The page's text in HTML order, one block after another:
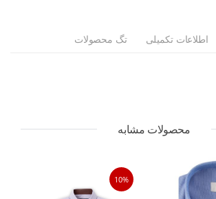
اطلاعات تکمیلی تگ محصولات
محصولات مشابه
10%